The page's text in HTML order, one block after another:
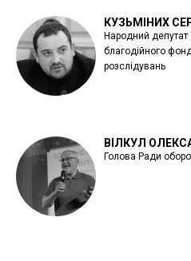
КУЗЬМІНИХ
Народний депутат
благодійного
розслідувань
ВІЛКУЛ
Голова Ради